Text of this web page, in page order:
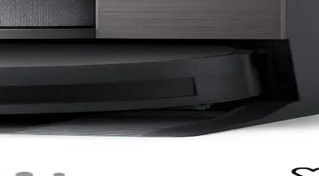
nedeniyle yaşadıkları zorlukları paylaşıyor. Perakendecilerin iade
2025-2026
gibi kullanım senaryolarına göre tercih ve performansları